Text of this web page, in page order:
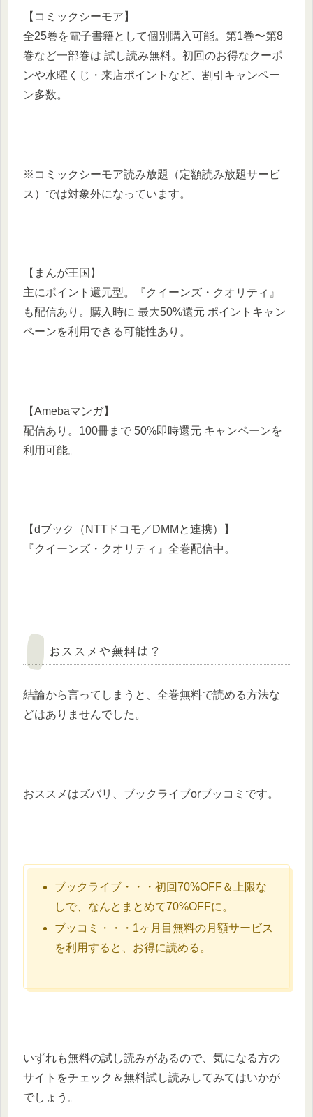
【コミックシーモア】
全25巻を電子書籍として個別購入可能。第1巻〜第8
巻など一部巻は 試し読み無料。初回のお得なクーポ
ンや水曜くじ・来店ポイントなど、割引キャンペー
ン多数。
※コミックシーモア読み放題（定額読み放題サービ
ス）では対象外になっています。
【まんが王国】
主にポイント還元型。『クイーンズ・クオリティ』
も配信あり。購入時に 最大50%還元 ポイントキャン
ペーンを利用できる可能性あり。
【Amebaマンガ】
配信あり。100冊まで 50%即時還元 キャンペーンを
利用可能。
【dブック（NTTドコモ／DMMと連携）】
『クイーンズ・クオリティ』全巻配信中。
おススメや無料は？
結論から言ってしまうと、全巻無料で読める方法な
どはありませんでした。
おススメはズバリ、ブックライブorブッコミです。
ブックライブ・・・初回70%OFF＆上限な
しで、なんとまとめて70%OFFに。
ブッコミ・・・1ヶ月目無料の月額サービス
を利用すると、お得に読める。
いずれも無料の試し読みがあるので、気になる方の
サイトをチェック＆無料試し読みしてみてはいかが
でしょう。